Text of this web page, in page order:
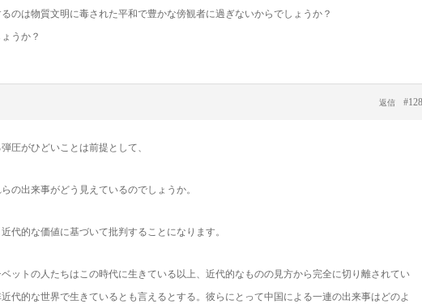
のは物質文明に毒された平和で豊かな傍観者に過ぎないからでしょうか？
うか？
返信
圧がひどいことは前提として、
の出来事がどう見えているのでしょうか。
代的な価値に基づいて批判することになります。
ットの人たちはこの時代に生きている以上、近代的なものの見方から完全に切り離されてい
代的な世界で生きているとも言えるとする。彼らにとって中国による一連の出来事はどのよ